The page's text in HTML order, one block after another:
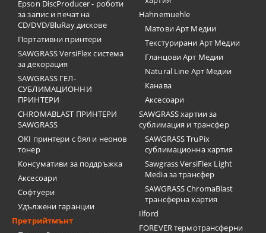
Epson DiscProducer - роботи
за запис и печат на
CD/DVD/BluRay дискове
Портативни принтери
SAWGRASS VersiFlex система
за декорация
SAWGRASS ГЕЛ-
СУБЛИМАЦИОННИ
ПРИНТЕРИ
CHROMABLAST ПРИНТЕРИ
SAWGRASS
OKI принтери с бял и неонов
тонер
Консумативи за поддръжка
Аксесоари
Софтуери
Удължени гаранции
Претрийтмънт
Hahnemuehle
Матови Арт Медии
Текстурирани Арт Медии
Гланцови Арт Медии
Natural Line Арт Медии
Канава
Аксесоари
SAWGRASS хартии за
сублимация и трансфер
SAWGRASS TruPix
сублимационна хартия
Sawgrass VersiFlex Light
Media за трансфер
SAWGRASS ChromaBlast
трансферна хартия
Ilford
FOREVER термотрансферни